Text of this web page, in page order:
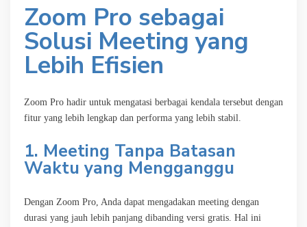
Zoom Pro sebagai
Solusi Meeting yang
Lebih Efisien
Zoom Pro hadir untuk mengatasi berbagai kendala tersebut dengan
fitur yang lebih lengkap dan performa yang lebih stabil.
1. Meeting Tanpa Batasan
Waktu yang Mengganggu
Dengan Zoom Pro, Anda dapat mengadakan meeting dengan
durasi yang jauh lebih panjang dibanding versi gratis. Hal ini